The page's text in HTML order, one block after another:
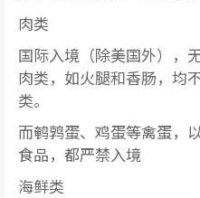
肉类
国际入境（除美国外），
肉类，如火腿和香肠，均
类。
而鹌鹑蛋、鸡蛋等禽蛋，
食品，都严禁入境
海鲜类